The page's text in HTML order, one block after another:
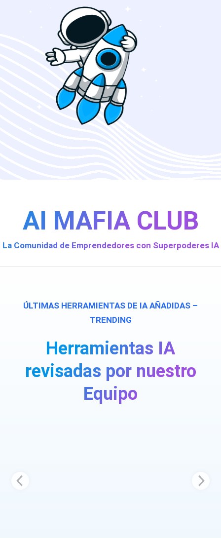
AI MAFIA CLUB
La Comunidad de Emprendedores con Superpoderes IA
ÚLTIMAS HERRAMIENTAS DE IA AÑADIDAS –
TRENDING
Herramientas IA
revisadas por nuestro
Equipo